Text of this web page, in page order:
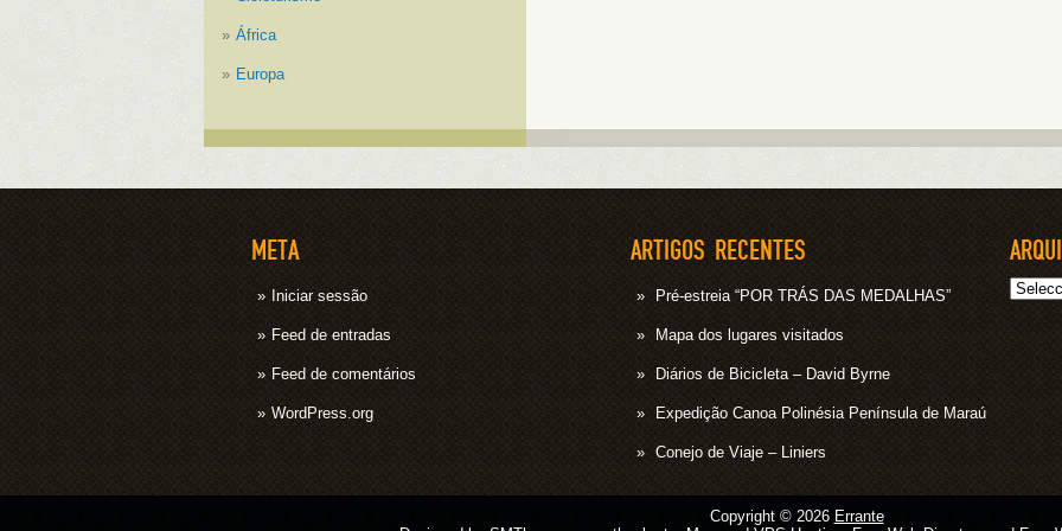
África
Europa
META
Iniciar sessão
Feed de entradas
Feed de comentários
WordPress.org
ARTIGOS RECENTES
Pré-estreia “POR TRÁS DAS MEDALHAS”
Mapa dos lugares visitados
Diários de Bicicleta – David Byrne
Expedição Canoa Polinésia Península de Maraú
Conejo de Viaje – Liniers
Arquivo
Copyright © 2026 Errante